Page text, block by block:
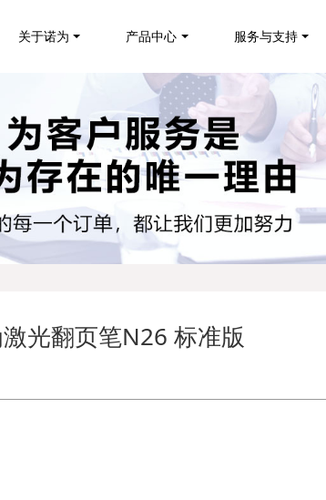
关于诺为 产品中心 服务与支持
光翻页笔N26 标准版